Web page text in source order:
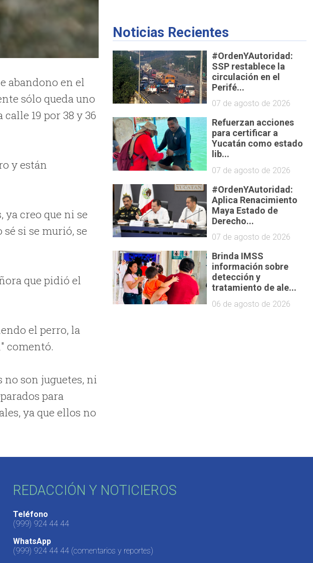
abandono en el
sólo queda uno
19 por 38 y 36
y están
creo que ni se
si se murió, se
que pidió el
el perro, la
comentó.
no son juguetes, ni
para
ya que ellos no
Noticias Recientes
#OrdenYAutoridad:
SSP restablece la
circulación en el
Perifé...
07 de agosto de 2026
Refuerzan acciones
para certificar a
Yucatán como estado
lib...
07 de agosto de 2026
#OrdenYAutoridad:
Aplica Renacimiento
Maya Estado de
Derecho...
07 de agosto de 2026
Brinda IMSS
información sobre
detección y
tratamiento de ale...
06 de agosto de 2026
REDACCIÓN Y NOTICIEROS
Teléfono
(999) 924 44 44
WhatsApp
(999) 924 44 44 (comentarios y reportes)